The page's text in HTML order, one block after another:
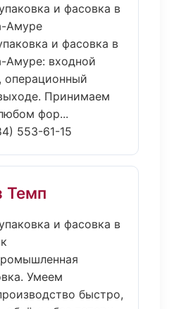
и фасовка в
Амуре
и фасовка в
Амуре: входной
операционный
Принимаем
фор...
553-61-15
Темп
и фасовка в
Умеем
быстро,